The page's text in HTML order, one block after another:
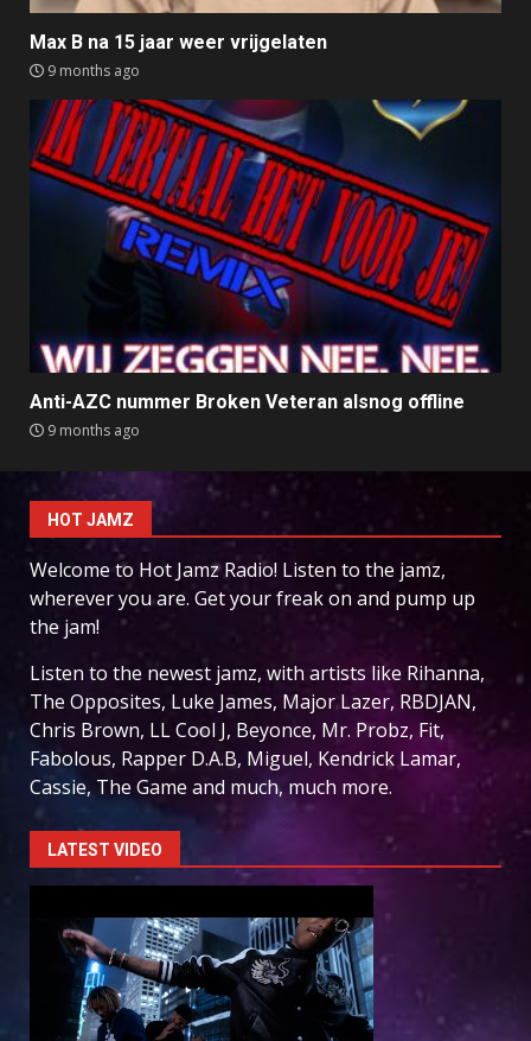
Max B na 15 jaar weer vrijgelaten
9 months ago
Anti-AZC nummer Broken Veteran alsnog offline
9 months ago
HOT JAMZ
Welcome to Hot Jamz Radio! Listen to the jamz,
wherever you are. Get your freak on and pump up
the jam!
Listen to the newest jamz, with artists like Rihanna,
The Opposites, Luke James, Major Lazer, RBDJAN,
Chris Brown, LL Cool J, Beyonce, Mr. Probz, Fit,
Fabolous, Rapper D.A.B, Miguel, Kendrick Lamar,
Cassie, The Game and much, much more.
LATEST VIDEO